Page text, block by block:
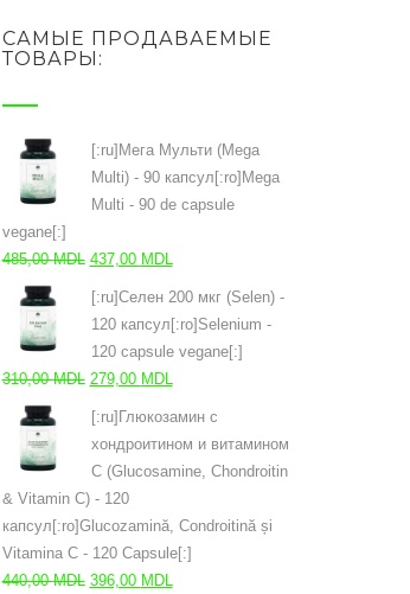
САМЫЕ ПРОДАВАЕМЫЕ
ТОВАРЫ:
[:ru]Мега Мульти (Mega
Multi) - 90 капсул[:ro]Mega
Multi - 90 de capsule
vegane[:]
485,00MDL Первоначальная
437,00 MDL
[:ru]Селен 200 мкг (Selen) -
120 капсул[:ro]Selenium -
120 capsule vegane[:]
310,00MDL Первоначальная
279,00 MDL
[:ru]Глюкозамин с
хондроитином и витамином
С (Glucosamine, Chondroitin
& Vitamin C) - 120
капсул[:ro]Glucozamină, Condroitină și
Vitamina C - 120 Capsule[:]
440,00MDL Первоначальная
396,00 MDL